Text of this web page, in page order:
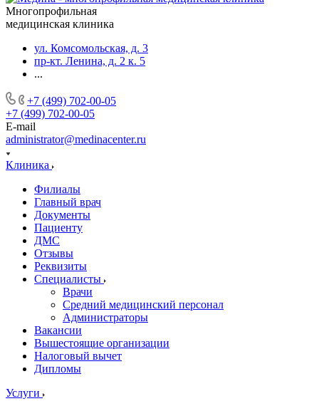
Многопрофильная
медицинская клиника
ул. Комсомольская, д. 3
пр-кт. Ленина, д. 2 к. 5
...
+7 (499) 702-00-05
+7 (499) 702-00-05
E-mail
administrator@medinacenter.ru
Клиника
Филиалы
Главный врач
Документы
Пациенту
ДМС
Отзывы
Реквизиты
Специалисты
Врачи
Средний медицинский персонал
Администраторы
Вакансии
Вышестоящие организации
Налоговый вычет
Дипломы
Услуги